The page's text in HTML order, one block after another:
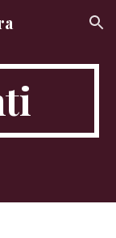
Skip to navigation